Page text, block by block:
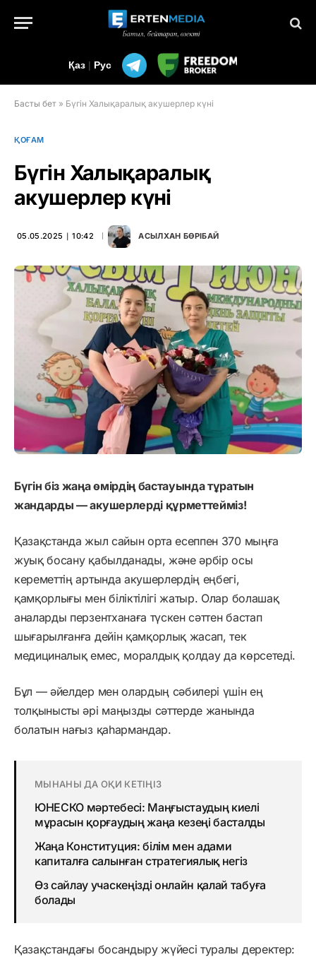
Қаз | Рус
Басты бет » Бүгін Халықаралық акушерлер күні
ҚОҒАМ
Бүгін Халықаралық
акушерлер күні
05.05.2025 ∣ 10:42 АСЫЛХАН БӨРІБАЙ
Бүгін біз жаңа өмірдің бастауында тұратын
жандарды — акушерлерді құрметтейміз!
Қазақстанда жыл сайын орта есеппен 370 мыңға
жуық босану қабылданады, және әрбір осы
кереметтің артында акушерлердің еңбегі,
қамқорлығы мен біліктілігі жатыр. Олар болашақ
аналарды перзентханаға түскен сәттен бастап
шығарылғанға дейін қамқорлық жасап, тек
медициналық емес, моралдық қолдау да көрсетеді.
Бұл — әйелдер мен олардың сәбилері үшін ең
толқынысты әрі маңызды сәттерде жанында
болатын нағыз қаһармандар.
МЫНАНЫ ДА ОҚИ КЕТІҢІЗ
ЮНЕСКО мәртебесі: Маңғыстаудың киелі
мұрасын қорғаудың жаңа кезеңі басталды
Жаңа Конституция: білім мен адами
капиталға салынған стратегиялық негіз
Өз сайлау учаскеңізді онлайн қалай табуға
болады
Қазақстандағы босандыру жүйесі туралы деректер: